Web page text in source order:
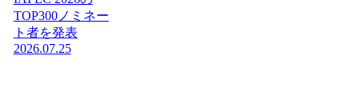
TOP300ノミネー
ト者を発表
2026.07.25